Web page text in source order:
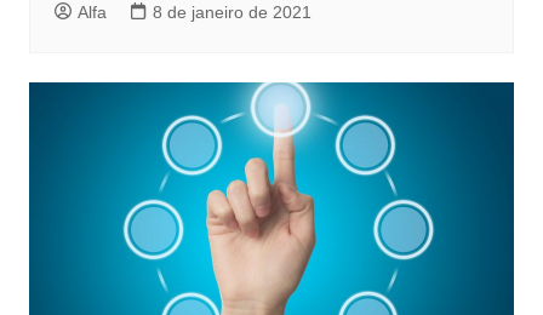
Alfa 8 de janeiro de 2021